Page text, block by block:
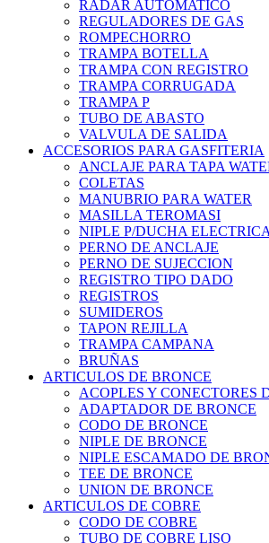
RADAR AUTOMATICO
REGULADORES DE GAS
ROMPECHORRO
TRAMPA BOTELLA
TRAMPA CON REGISTRO
TRAMPA CORRUGADA
TRAMPA P
TUBO DE ABASTO
VALVULA DE SALIDA
ACCESORIOS PARA GASFITERIA
ANCLAJE PARA TAPA
COLETAS
MANUBRIO PARA WATER
MASILLA TEROMASI
NIPLE P/DUCHA ELECTRICA
PERNO DE ANCLAJE
PERNO DE SUJECCION
REGISTRO TIPO DADO
REGISTROS
SUMIDEROS
TAPON REJILLA
TRAMPA CAMPANA
BRUÑAS
ARTICULOS DE BRONCE
ACOPLES Y CONECTORES
ADAPTADOR DE BRONCE
CODO DE BRONCE
NIPLE DE BRONCE
NIPLE ESCAMADO DE
TEE DE BRONCE
UNION DE BRONCE
ARTICULOS DE COBRE
CODO DE COBRE
TUBO DE COBRE LISO